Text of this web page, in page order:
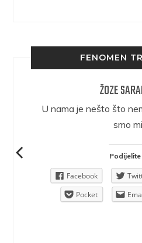
FENOMEN
ŽOZE
U nama je nešto što
smo
Podijelite
Facebook
Pocket